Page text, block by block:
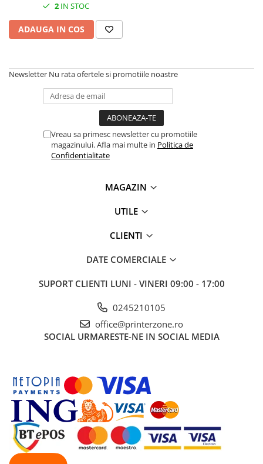
Monitoare LED
Componente
Procesoare
Memorii RAM
SSD-uri interne
Placi video profesionale
Hard disk-uri externe
Card reader
Adaptoare PCI / PCIe
Periferice PC
Mouse
Tastaturi
Kit mouse si tastatura
2 IN STOC
ADAUGA IN COS
Newsletter Nu rata ofertele si promotiile noastre
Vreau sa primesc newsletter cu promotiile
magazinului. Afla mai multe in Politica de
Confidentialitate
MAGAZIN
UTILE
CLIENTI
DATE COMERCIALE
SUPORT CLIENTI LUNI - VINERI 09:00 - 17:00
0245210105
office@printerzone.ro
SOCIAL URMARESTE-NE IN SOCIAL MEDIA